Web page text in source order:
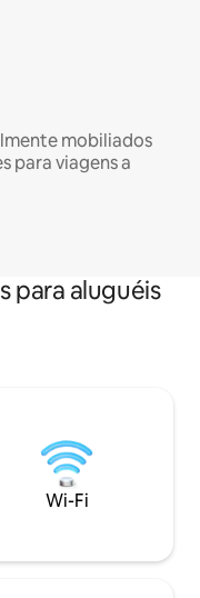
mobiliados
para viagens a
para aluguéis
Wi-Fi